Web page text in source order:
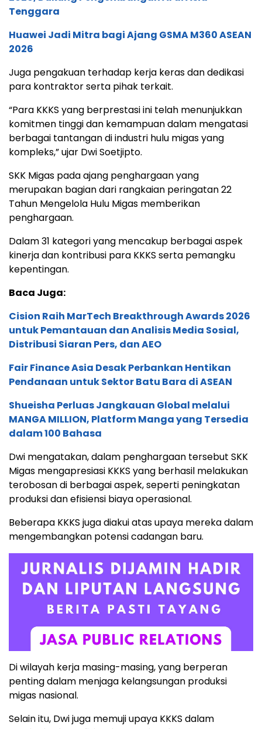
Tenggara
Huawei Jadi Mitra bagi Ajang GSMA M360 ASEAN
2026
Juga pengakuan terhadap kerja keras dan dedikasi
para kontraktor serta pihak terkait.
“Para KKKS yang berprestasi ini telah menunjukkan
komitmen tinggi dan kemampuan dalam mengatasi
berbagai tantangan di industri hulu migas yang
kompleks,” ujar Dwi Soetjipto.
SKK Migas pada ajang penghargaan yang
merupakan bagian dari rangkaian peringatan 22
Tahun Mengelola Hulu Migas memberikan
penghargaan.
Dalam 31 kategori yang mencakup berbagai aspek
kinerja dan kontribusi para KKKS serta pemangku
kepentingan.
Baca Juga:
Cision Raih MarTech Breakthrough Awards 2026
untuk Pemantauan dan Analisis Media Sosial,
Distribusi Siaran Pers, dan AEO
Fair Finance Asia Desak Perbankan Hentikan
Pendanaan untuk Sektor Batu Bara di ASEAN
Shueisha Perluas Jangkauan Global melalui
MANGA MILLION, Platform Manga yang Tersedia
dalam 100 Bahasa
Dwi mengatakan, dalam penghargaan tersebut SKK
Migas mengapresiasi KKKS yang berhasil melakukan
terobosan di berbagai aspek, seperti peningkatan
produksi dan efisiensi biaya operasional.
Beberapa KKKS juga diakui atas upaya mereka dalam
mengembangkan potensi cadangan baru.
Di wilayah kerja masing-masing, yang berperan
penting dalam menjaga kelangsungan produksi
migas nasional.
Selain itu, Dwi juga memuji upaya KKKS dalam